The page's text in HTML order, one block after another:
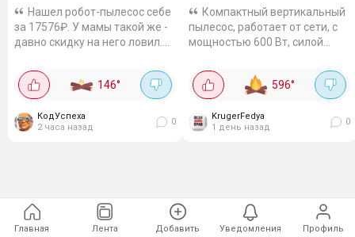
Главная Лента Добавить Уведомления Профиль
Нашел робот-пылесос себе
за 17576₽. У мамы такой же -
давно скидку на него ловил.
кто хотел такого помощника -
берите. Из описания с айта:...
146°
КодУспеха
2 часа назад
0
Компактный вертикальный
пылесос, работает от сети, с
мощностью 600 Вт, силой
ступенчатую систему
фильтрации с HEPA
фильтром, контейнер для...
596°
KrugerFedya
1 день назад
0